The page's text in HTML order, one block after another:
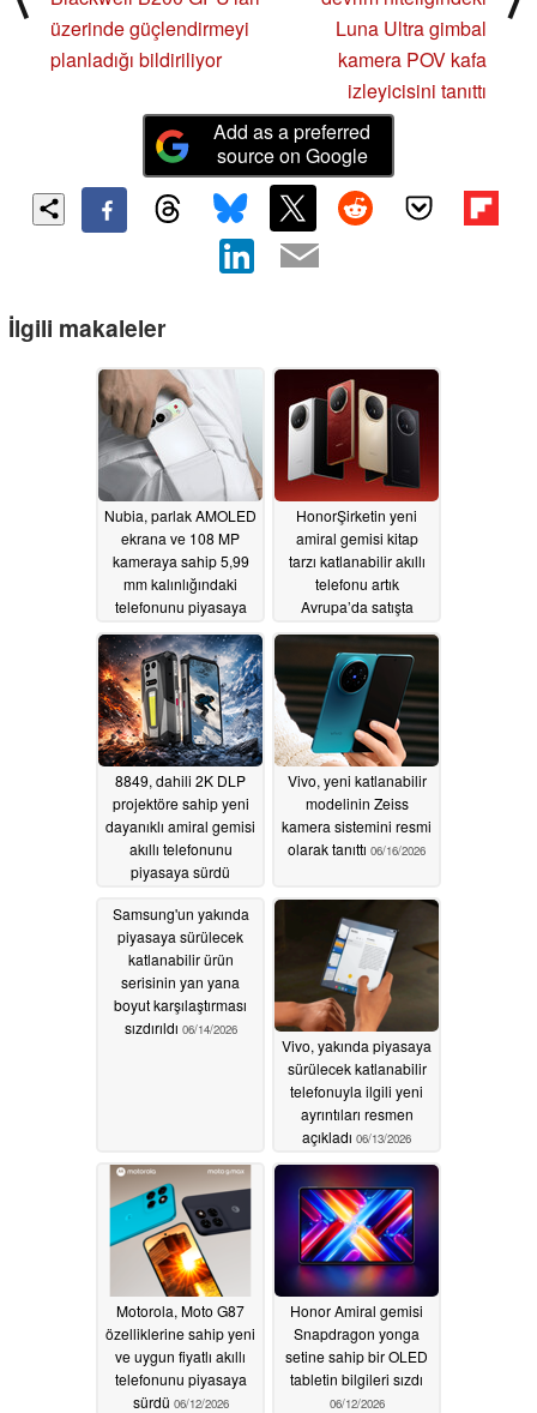
üzerinde güçlendirmeyi
planladığı bildiriliyor
Luna Ultra gimbal
kamera POV kafa
izleyicisini tanıttı
Add as a preferred
source on Google
İlgili makaleler
Nubia, parlak AMOLED
ekrana ve 108 MP
kameraya sahip 5,99
mm kalınlığındaki
telefonunu piyasaya
07/09/2026
HonorŞirketin yeni
amiral gemisi kitap
tarzı katlanabilir akıllı
telefonu artık
Avrupa’da satışta
07/01/2026
8849, dahili 2K DLP
projektöre sahip yeni
dayanıklı amiral gemisi
akıllı telefonunu
piyasaya sürdü
Vivo, yeni katlanabilir
modelinin Zeiss
kamera sistemini resmi
olarak tanıttı 06/16/2026
Samsung'un yakında
piyasaya sürülecek
katlanabilir ürün
serisinin yan yana
boyut karşılaştırması
sızdırıldı 06/14/2026
Vivo, yakında piyasaya
sürülecek katlanabilir
telefonuyla ilgili yeni
ayrıntıları resmen
açıkladı 06/13/2026
Motorola, Moto G87
özelliklerine sahip yeni
ve uygun fiyatlı akıllı
telefonunu piyasaya
sürdü 06/12/2026
Honor Amiral gemisi
Snapdragon yonga
setine sahip bir OLED
tabletin bilgileri sızdı
06/12/2026